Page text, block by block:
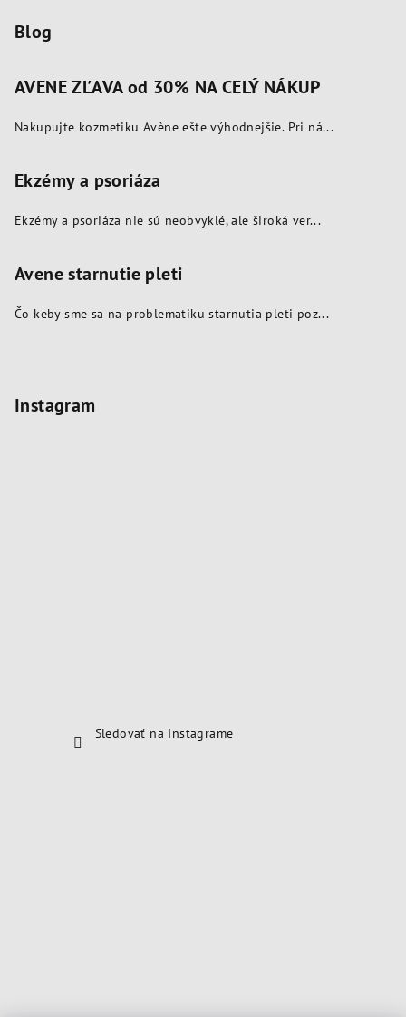
Blog
AVENE ZĽAVA od 30% NA CELÝ NÁKUP
Nakupujte kozmetiku Avène ešte výhodnejšie. Pri ná...
Ekzémy a psoriáza
Ekzémy a psoriáza nie sú neobvyklé, ale široká ver...
Avene starnutie pleti
Čo keby sme sa na problematiku starnutia pleti poz...
Instagram
Sledovať na Instagrame